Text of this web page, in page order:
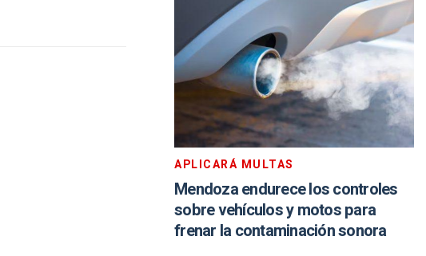
APLICARÁ MULTAS
Mendoza endurece los controles
sobre vehículos y motos para
frenar la contaminación sonora